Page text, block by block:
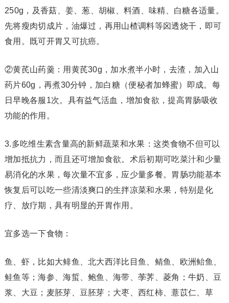
250g，及香菇、姜、葱、胡椒、料酒、味精、白糖各适量。
先将瘦肉切成片，油爆过，再用山楂调料等囟透烧干，即可
食用。既可开胃又可抗癌。
②黄芪山药羹：用黄芪30g，加水煮半小时，去渣，加入山
药片60g，再煮30分钟，加白糖（便秘者加蜂蜜）即成。每
日早晚各服1次。具有益气活血，增加食欲，提高胃肠吸收
功能的作用。
3.多吃维生素含量高的新鲜蔬菜和水果：这类食物不但可以
增加抵抗力，而且还可增加食欲。术后初期可吃菜汁和少量
易消化的水果，每次量不宜多，应少量多餐。胃肠功能基本
恢复后可以吃一些清淡爽口的生拌凉菜和水果，特别是化
疗、放疗期，具有明显的开胃作用。
宜多选一下食物：
鱼、虾，比如大鲱鱼、北大西洋比目鱼、鲭鱼、欧洲鲐鱼、
鲑鱼等；海参、海蜇、鲍鱼、海带、荸荠、菱角；牛奶、豆
浆、大豆；麦胚芽、豆胚芽；大枣、西红柿、薏苡仁、草